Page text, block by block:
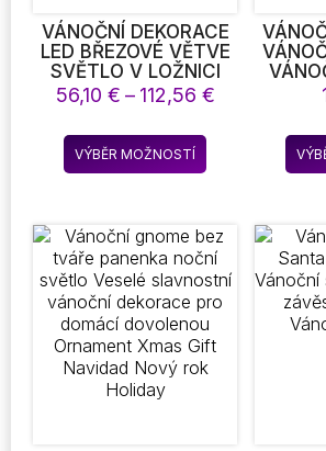
VÁNOČNÍ DEKORACE
LED BŘEZOVÉ VĚTVE
SVĚTLO V LOŽNICI
PRO KRAJINU
SVĚTELNÁ AMBIENTNÍ
DEKORACE NOVÝ ROK
DIY HOME DECOR
VÁNOČNÍ STROMEK
56,10 € – 112,56 €Rozpětí
VÝBĚR MOŽNOSTÍ
Tento
produkt
variant.
Možnosti
lze
vybrat
na
stránce